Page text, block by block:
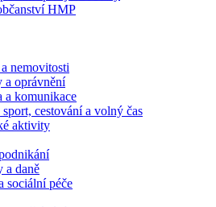
HMP
nemovitosti
a oprávnění
a komunikace
cestování a volný čas
aktivity
a daně
sociální péče